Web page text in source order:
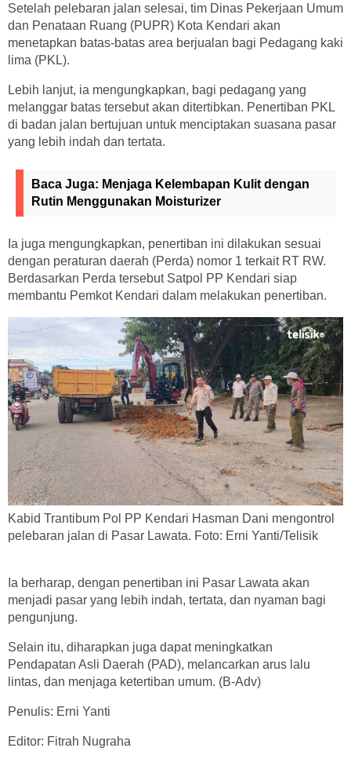
Setelah pelebaran jalan selesai, tim Dinas Pekerjaan Umum
dan Penataan Ruang (PUPR) Kota Kendari akan
menetapkan batas-batas area berjualan bagi Pedagang kaki
lima (PKL).
Lebih lanjut, ia mengungkapkan, bagi pedagang yang
melanggar batas tersebut akan ditertibkan. Penertiban PKL
di badan jalan bertujuan untuk menciptakan suasana pasar
yang lebih indah dan tertata.
Baca Juga: Menjaga Kelembapan Kulit dengan
Rutin Menggunakan Moisturizer
Ia juga mengungkapkan, penertiban ini dilakukan sesuai
dengan peraturan daerah (Perda) nomor 1 terkait RT RW.
Berdasarkan Perda tersebut Satpol PP Kendari siap
membantu Pemkot Kendari dalam melakukan penertiban.
Kabid Trantibum Pol PP Kendari Hasman Dani mengontrol
pelebaran jalan di Pasar Lawata. Foto: Erni Yanti/Telisik
Ia berharap, dengan penertiban ini Pasar Lawata akan
menjadi pasar yang lebih indah, tertata, dan nyaman bagi
pengunjung.
Selain itu, diharapkan juga dapat meningkatkan
Pendapatan Asli Daerah (PAD), melancarkan arus lalu
lintas, dan menjaga ketertiban umum. (B-Adv)
Penulis: Erni Yanti
Editor: Fitrah Nugraha